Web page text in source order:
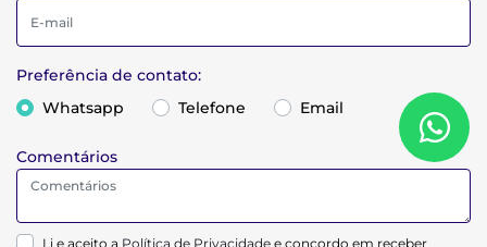
Preferência de contato:
Whatsapp
Telefone Email
Comentários
Li e aceito a Política de Privacidade e concordo em receber